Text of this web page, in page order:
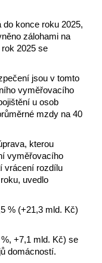
konce roku 2025,
zálohami na
2025 se
jsou v tomto
vyměřovacího
u osob
mzdy na 40
kterou
vyměřovacího
vrácení rozdílu
uvedlo
% (+21,3 mld. Kč)
+7,1 mld. Kč) se
domácností.